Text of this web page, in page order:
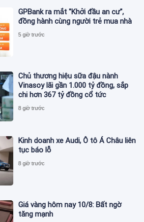
GPBank ra mắt "Khởi đầu an cư",
đồng hành cùng người trẻ mua nhà
5 giờ trước
Chủ thương hiệu sữa đậu nành
Vinasoy lãi gần 1.000 tỷ đồng, sắp
chi hơn 367 tỷ đồng cổ tức
8 giờ trước
Kinh doanh xe Audi, Ô tô Á Châu liên
tục báo lỗ
8 giờ trước
Giá vàng hôm nay 10/8: Bất ngờ
tăng mạnh